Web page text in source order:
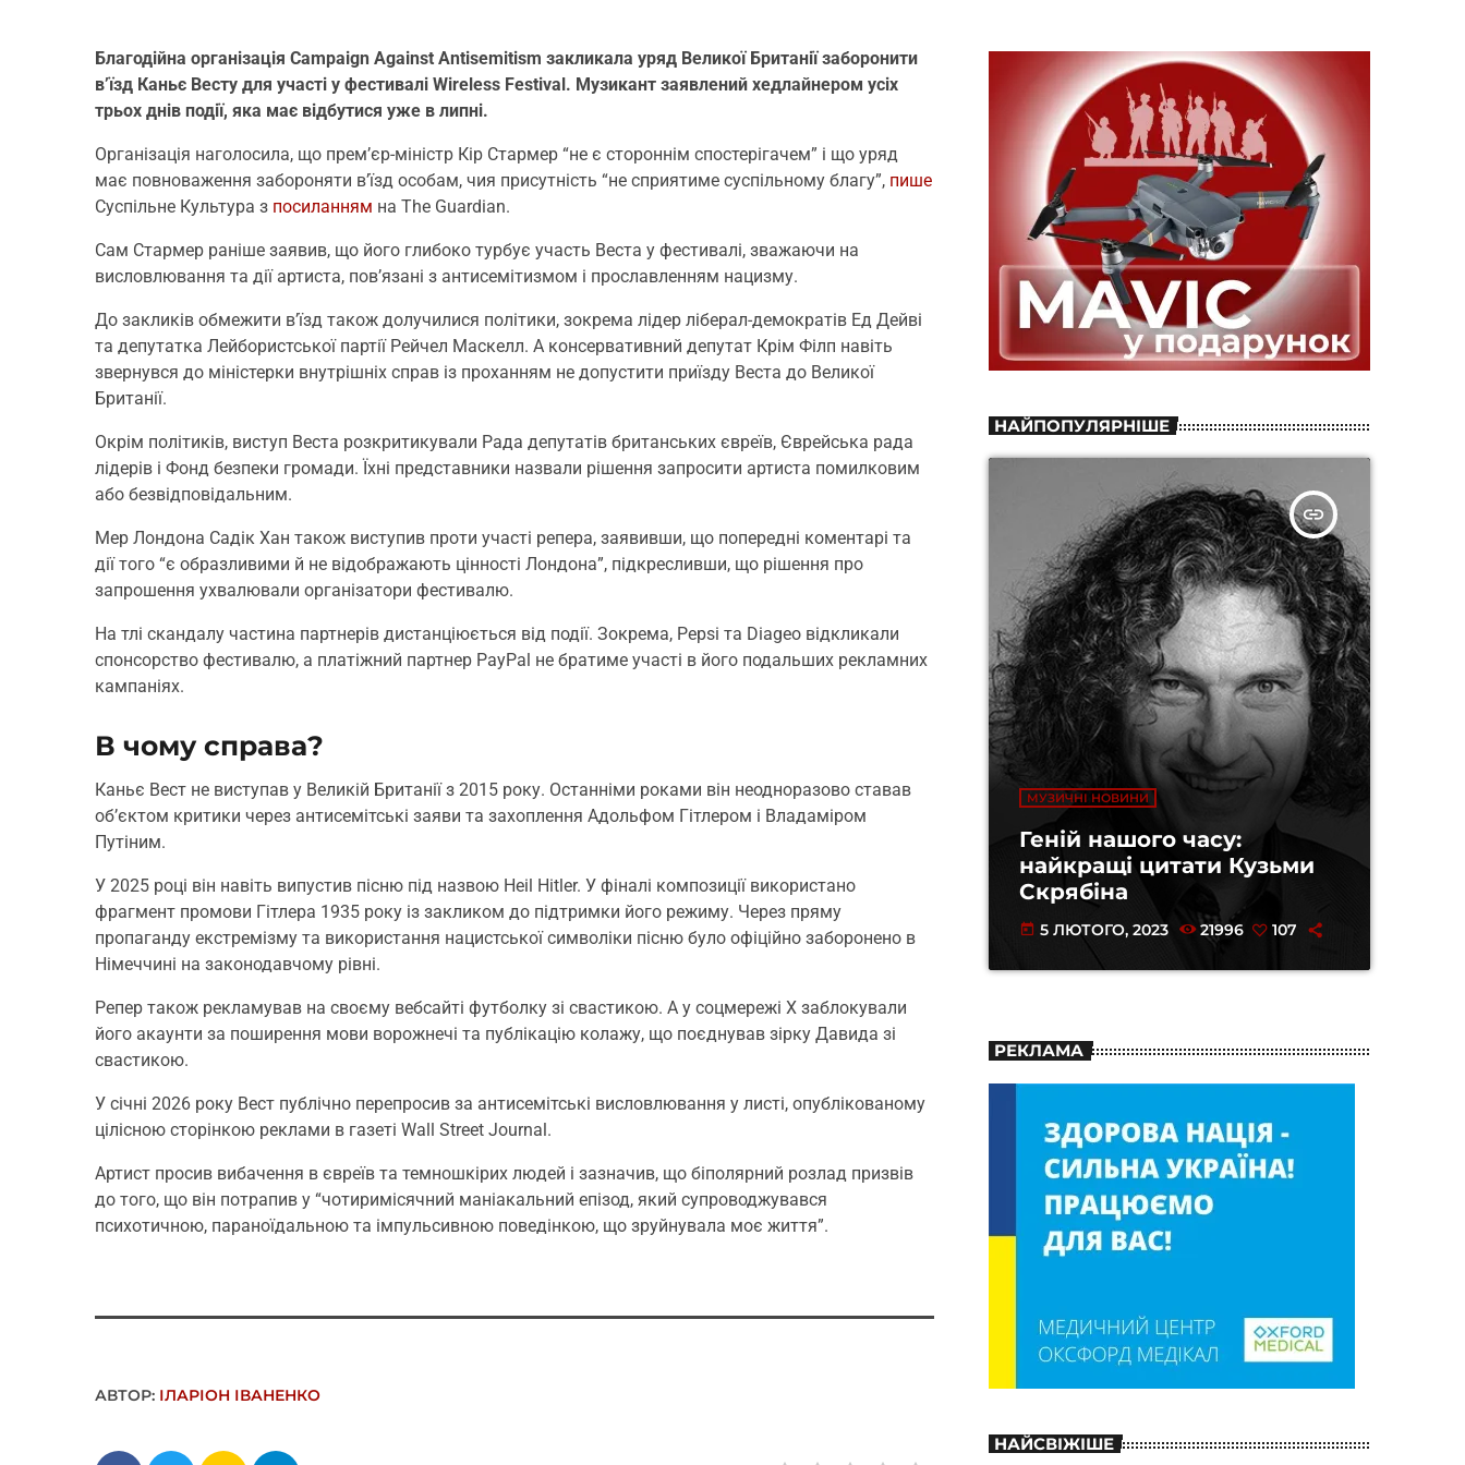
Благодійна організація Campaign Against Antisemitism закликала уряд Великої Британії заборонити
в’їзд Каньє Весту для участі у фестивалі Wireless Festival. Музикант заявлений хедлайнером усіх
трьох днів події, яка має відбутися уже в липні.
Організація наголосила, що прем’єр-міністр Кір Стармер “не є стороннім спостерігачем” і що уряд
має повноваження забороняти в’їзд особам, чия присутність “не сприятиме суспільному благу”, пише
Суспільне Культура з посиланням на The Guardian.
Сам Стармер раніше заявив, що його глибоко турбує участь Веста у фестивалі, зважаючи на
висловлювання та дії артиста, пов’язані з антисемітизмом і прославленням нацизму.
До закликів обмежити в’їзд також долучилися політики, зокрема лідер ліберал-демократів Ед Дейві
та депутатка Лейбористської партії Рейчел Маскелл. А консервативний депутат Крім Філп навіть
звернувся до міністерки внутрішніх справ із проханням не допустити приїзду Веста до Великої
Британії.
Окрім політиків, виступ Веста розкритикували Рада депутатів британських євреїв, Єврейська рада
лідерів і Фонд безпеки громади. Їхні представники назвали рішення запросити артиста помилковим
або безвідповідальним.
Мер Лондона Садік Хан також виступив проти участі репера, заявивши, що попередні коментарі та
дії того “є образливими й не відображають цінності Лондона”, підкресливши, що рішення про
запрошення ухвалювали організатори фестивалю.
На тлі скандалу частина партнерів дистанціюється від події. Зокрема, Pepsi та Diageo відкликали
спонсорство фестивалю, а платіжний партнер PayPal не братиме участі в його подальших рекламних
кампаніях.
В чому справа?
Каньє Вест не виступав у Великій Британії з 2015 року. Останніми роками він неодноразово ставав
об’єктом критики через антисемітські заяви та захоплення Адольфом Гітлером і Владаміром
Путіним.
У 2025 році він навіть випустив пісню під назвою Heil Hitler. У фіналі композиції використано
фрагмент промови Гітлера 1935 року із закликом до підтримки його режиму. Через пряму
пропаганду екстремізму та використання нацистської символіки пісню було офіційно заборонено в
Німеччині на законодавчому рівні.
Репер також рекламував на своєму вебсайті футболку зі свастикою. А у соцмережі X заблокували
його акаунти за поширення мови ворожнечі та публікацію колажу, що поєднував зірку Давида зі
свастикою.
У січні 2026 року Вест публічно перепросив за антисемітські висловлювання у листі, опублікованому
цілісною сторінкою реклами в газеті Wall Street Journal.
Артист просив вибачення в євреїв та темношкірих людей і зазначив, що біполярний розлад призвів
до того, що він потрапив у “чотиримісячний маніакальний епізод, який супроводжувався
психотичною, параноїдальною та імпульсивною поведінкою, що зруйнувала моє життя”.
АВТОР: ІЛАРІОН ІВАНЕНКО
НАЙПОПУЛЯРНІШЕ
insert_link
МУЗИЧНІ НОВИНИ
Геній нашого часу:
найкращі цитати Кузьми
Скрябіна
today 5 ЛЮТОГО, 2023 21996 107
РЕКЛАМА
НАЙСВІЖІШЕ